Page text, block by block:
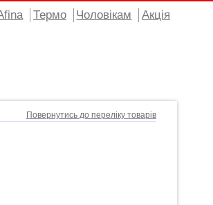
Термо Чоловікам Акція
Повернутись до переліку товарів